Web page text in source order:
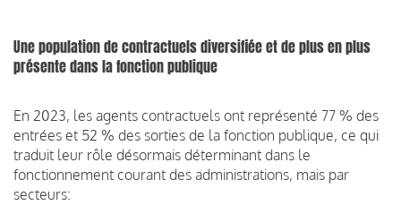
Une population de contractuels diversifiée et de plus en plus
présente dans la fonction publique
En 2023, les agents contractuels ont représenté 77 % des
entrées et 52 % des sorties de la fonction publique, ce qui
traduit leur rôle désormais déterminant dans le
fonctionnement courant des administrations, mais par
secteurs: